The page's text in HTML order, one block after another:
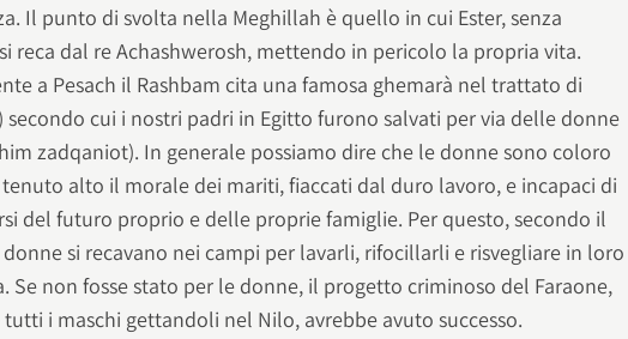
Il punto di svolta nella Meghillah è quello in cui Ester, senza
reca dal re Achashwerosh, mettendo in pericolo la propria vita.
a Pesach il Rashbam cita una famosa ghemarà nel trattato di
secondo cui i nostri padri in Egitto furono salvati per via delle donne
zadqaniot). In generale possiamo dire che le donne sono coloro
alto il morale dei mariti, fiaccati dal duro lavoro, e incapaci di
del futuro proprio e delle proprie famiglie. Per questo, secondo il
donne si recavano nei campi per lavarli, rifocillarli e risvegliare in loro
Se non fosse stato per le donne, il progetto criminoso del Faraone,
i maschi gettandoli nel Nilo, avrebbe avuto successo.